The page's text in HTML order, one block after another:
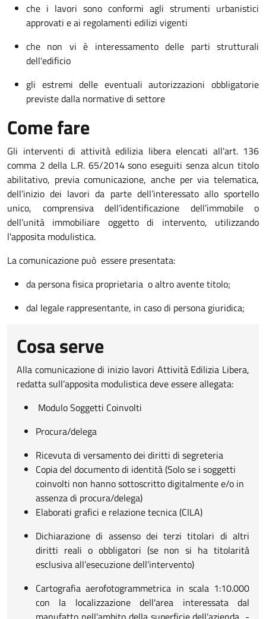
che i lavori sono conformi agli strumenti urbanistici
approvati e ai regolamenti edilizi vigenti
che non vi è interessamento delle parti strutturali
dell'edificio
gli estremi delle eventuali autorizzazioni obbligatorie
previste dalla normative di settore
Come fare
Gli interventi di attività edilizia libera elencati all'art. 136
comma 2 della L.R. 65/2014 sono eseguiti senza alcun titolo
abilitativo, previa comunicazione, anche per via telematica,
dell’inizio dei lavori da parte dell’interessato allo sportello
unico, comprensiva dell’identificazione dell’immobile o
dell’unità immobiliare oggetto di intervento, utilizzando
l'apposita modulistica.
La comunicazione può essere presentata:
da persona fisica proprietaria o altro avente titolo;
dal legale rappresentante, in caso di persona giuridica;
Cosa serve
Alla comunicazione di inizio lavori Attività Edilizia Libera,
redatta sull’apposita modulistica deve essere allegata:
Modulo Soggetti Coinvolti
Procura/delega
Ricevuta di versamento dei diritti di segreteria
Copia del documento di identità (Solo se i soggetti
coinvolti non hanno sottoscritto digitalmente e/o in
assenza di procura/delega)
Elaborati grafici e relazione tecnica (CILA)
Dichiarazione di assenso dei terzi titolari di altri
diritti reali o obbligatori (se non si ha titolarità
esclusiva all’esecuzione dell’intervento)
Cartografia aerofotogrammetrica in scala 1:10.000
con la localizzazione dell'area interessata dal